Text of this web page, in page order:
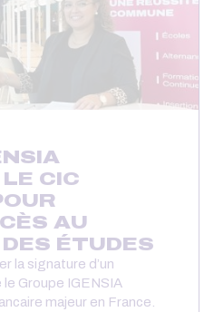
CIC
AU
ÉTUDES
la signature d’un
Groupe IGENSIA
majeur en France.